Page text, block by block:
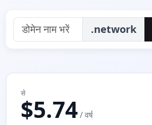
.network
से
$5.74/ वर्ष